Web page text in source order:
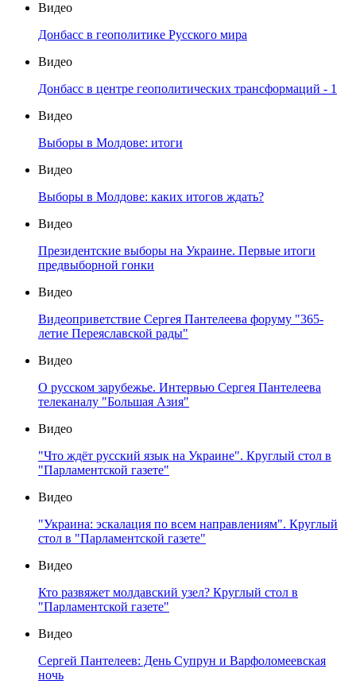
Видео
Донбасс в геополитике Русского мира
Видео
Донбасс в центре геополитических трансформаций - 1
Видео
Выборы в Молдове: итоги
Видео
Выборы в Молдове: каких итогов ждать?
Видео
Президентские выборы на Украине. Первые итоги
предвыборной гонки
Видео
Видеоприветствие Сергея Пантелеева форуму "365-
летие Переяславской рады"
Видео
О русском зарубежье. Интервью Сергея Пантелеева
телеканалу "Большая Азия"
Видео
"Что ждёт русский язык на Украине". Круглый стол в
"Парламентской газете"
Видео
"Украина: эскалация по всем направлениям". Круглый
стол в "Парламентской газете"
Видео
Кто развяжет молдавский узел? Круглый стол в
"Парламентской газете"
Видео
Сергей Пантелеев: День Супрун и Варфоломеевская
ночь